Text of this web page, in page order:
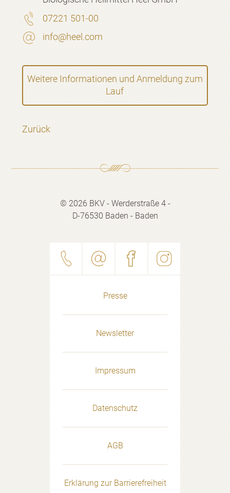
07221 501-00
info@heel.com
Weitere Informationen und Anmeldung zum
Lauf
Zurück
© 2026 BKV - Werderstraße 4 -
D-76530 Baden - Baden
Presse
Newsletter
Impressum
Datenschutz
AGB
Erklärung zur Barrierefreiheit